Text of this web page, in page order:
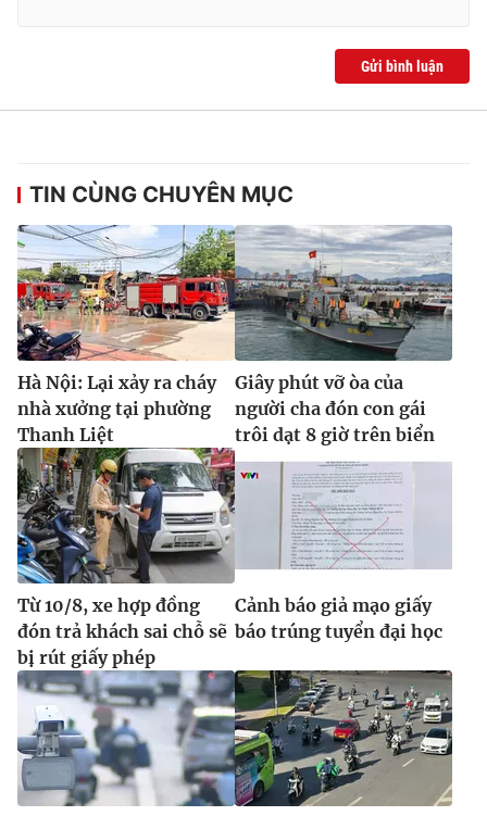
Gửi bình luận
TIN CÙNG CHUYÊN MỤC
Hà Nội: Lại xảy ra cháy
nhà xưởng tại phường
Thanh Liệt
Giây phút vỡ òa của
người cha đón con gái
trôi dạt 8 giờ trên biển
Từ 10/8, xe hợp đồng
đón trả khách sai chỗ sẽ
bị rút giấy phép
Cảnh báo giả mạo giấy
báo trúng tuyển đại học